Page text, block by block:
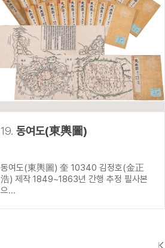
19. 동여도(東輿圖)
동여도(東輿圖) 奎 10340 김정호(金正
浩) 제작 1849~1863년 간행 추정 필사본
으...